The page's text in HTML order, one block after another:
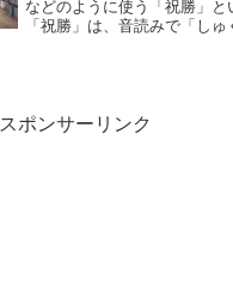
などのように使う「祝勝」と
「祝勝」は、音読みで「しゅ
スポンサーリンク